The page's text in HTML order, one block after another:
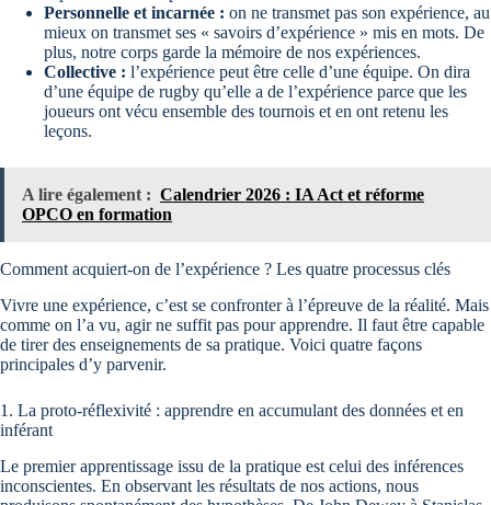
Personnelle et incarnée : on ne transmet pas son expérience, au
mieux on transmet ses « savoirs d’expérience » mis en mots. De
plus, notre corps garde la mémoire de nos expériences.
Collective : l’expérience peut être celle d’une équipe. On dira
d’une équipe de rugby qu’elle a de l’expérience parce que les
joueurs ont vécu ensemble des tournois et en ont retenu les
leçons.
A lire également : Calendrier 2026 : IA Act et réforme
OPCO en formation
Comment acquiert-on de l’expérience ? Les quatre processus clés
Vivre une expérience, c’est se confronter à l’épreuve de la réalité. Mais
comme on l’a vu, agir ne suffit pas pour apprendre. Il faut être capable
de tirer des enseignements de sa pratique. Voici quatre façons
principales d’y parvenir.
1. La proto-réflexivité : apprendre en accumulant des données et en
inférant
Le premier apprentissage issu de la pratique est celui des inférences
inconscientes. En observant les résultats de nos actions, nous